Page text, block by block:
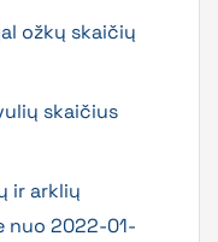
ožkų skaičių
skaičius
ir arklių
nuo 2022-01-